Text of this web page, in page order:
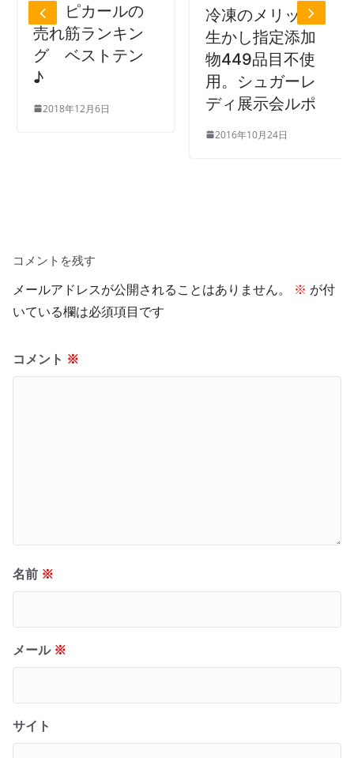
前 ピカールの
売れ筋ランキン
グ ベストテン
♪
2018年12月6日
冷凍のメリット
生かし指定添加
物449品目不使
用。シュガーレ
ディ展示会ルポ
2016年10月24日
コメントを残す
メールアドレスが公開されることはありません。 ※ が付
いている欄は必須項目です
コメント ※
名前 ※
メール ※
サイト